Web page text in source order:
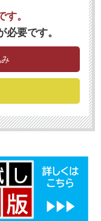
。
必要です。